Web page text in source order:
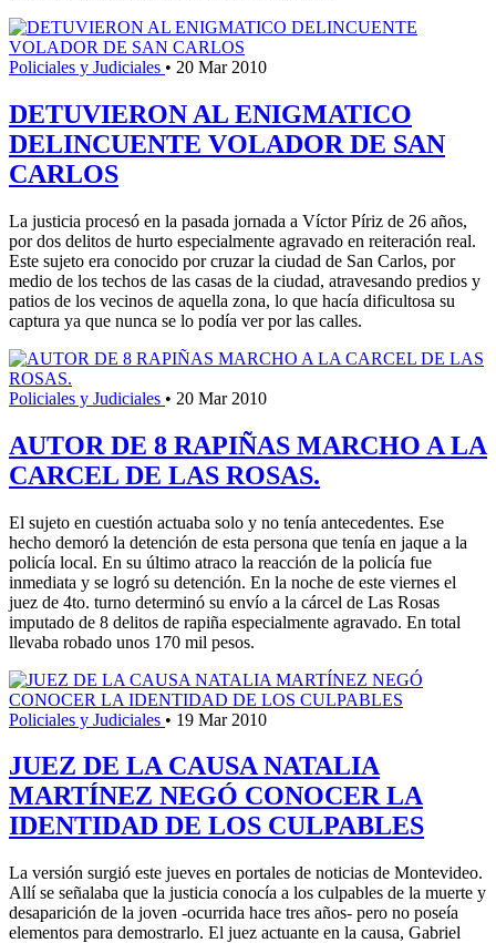
Policiales y Judiciales • 20 Mar 2010
DETUVIERON AL ENIGMATICO
DELINCUENTE VOLADOR DE SAN
CARLOS
La justicia procesó en la pasada jornada a Víctor Píriz de 26 años,
por dos delitos de hurto especialmente agravado en reiteración real.
Este sujeto era conocido por cruzar la ciudad de San Carlos, por
medio de los techos de las casas de la ciudad, atravesando predios y
patios de los vecinos de aquella zona, lo que hacía dificultosa su
captura ya que nunca se lo podía ver por las calles.
Policiales y Judiciales • 20 Mar 2010
AUTOR DE 8 RAPIÑAS MARCHO A LA
CARCEL DE LAS ROSAS.
El sujeto en cuestión actuaba solo y no tenía antecedentes. Ese
hecho demoró la detención de esta persona que tenía en jaque a la
policía local. En su último atraco la reacción de la policía fue
inmediata y se logró su detención. En la noche de este viernes el
juez de 4to. turno determinó su envío a la cárcel de Las Rosas
imputado de 8 delitos de rapiña especialmente agravado. En total
llevaba robado unos 170 mil pesos.
Policiales y Judiciales • 19 Mar 2010
JUEZ DE LA CAUSA NATALIA
MARTÍNEZ NEGÓ CONOCER LA
IDENTIDAD DE LOS CULPABLES
La versión surgió este jueves en portales de noticias de Montevideo.
Allí se señalaba que la justicia conocía a los culpables de la muerte y
desaparición de la joven -ocurrida hace tres años- pero no poseía
elementos para demostrarlo. El juez actuante en la causa, Gabriel